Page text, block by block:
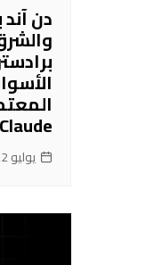
دن
Claude
يوليو 22, 2026